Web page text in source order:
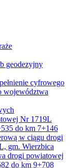
geodezyjny
cyfrowego
województwa
Nr 1719L
do km 7+146
w ciągu drogi
gm. Wierzbica
drogi powiatowej
do km 9+708